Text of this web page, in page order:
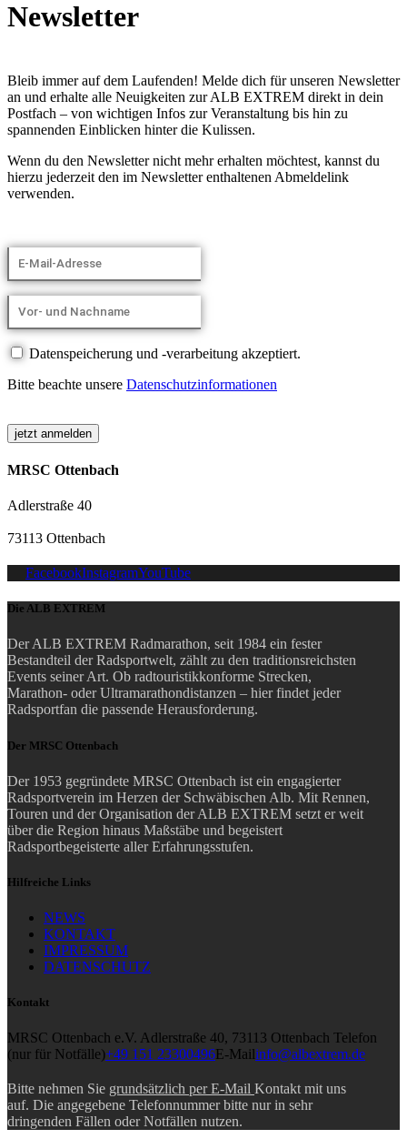
Newsletter
Bleib immer auf dem Laufenden! Melde dich für unseren Newsletter
an und erhalte alle Neuigkeiten zur ALB EXTREM direkt in dein
Postfach – von wichtigen Infos zur Veranstaltung bis hin zu
spannenden Einblicken hinter die Kulissen.
Wenn du den Newsletter nicht mehr erhalten möchtest, kannst du
hierzu jederzeit den im Newsletter enthaltenen Abmeldelink
verwenden.
Datenspeicherung und -verarbeitung akzeptiert.
Bitte beachte unsere Datenschutzinformationen
MRSC Ottenbach
Adlerstraße 40
73113 Ottenbach
FacebookInstagramYouTube
Die ALB EXTREM
Der ALB EXTREM Radmarathon, seit 1984 ein fester
Bestandteil der Radsportwelt, zählt zu den traditionsreichsten
Events seiner Art. Ob radtouristikkonforme Strecken,
Marathon- oder Ultramarathondistanzen – hier findet jeder
Radsportfan die passende Herausforderung.
Der MRSC Ottenbach
Der 1953 gegründete MRSC Ottenbach ist ein engagierter
Radsportverein im Herzen der Schwäbischen Alb. Mit Rennen,
Touren und der Organisation der ALB EXTREM setzt er weit
über die Region hinaus Maßstäbe und begeistert
Radsportbegeisterte aller Erfahrungsstufen.
Hilfreiche Links
NEWS
KONTAKT
IMPRESSUM
DATENSCHUTZ
Kontakt
MRSC Ottenbach e.V. Adlerstraße 40, 73113 Ottenbach Telefon
(nur für Notfälle)+49 151 23300496 E-Mail info@albextrem.de
Bitte nehmen Sie grundsätzlich per E-Mail Kontakt mit uns
auf. Die angegebene Telefonnummer bitte nur in sehr
dringenden Fällen oder Notfällen nutzen.